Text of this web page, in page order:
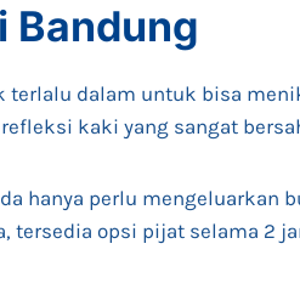
Bandung
terlalu dalam untuk bisa
kaki yang sangat
hanya perlu mengeluarkan
tersedia opsi pijat selama 2